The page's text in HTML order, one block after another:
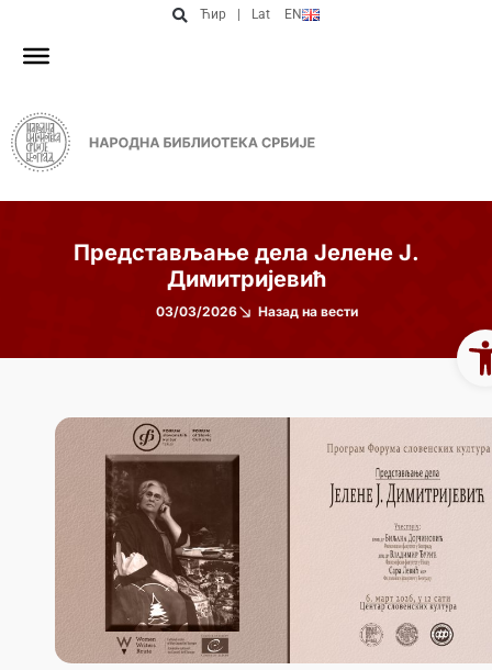
Ћир Lat EN
Представљање дела Јелене Ј.
Димитријевић
03/03/2026 Назад на вести